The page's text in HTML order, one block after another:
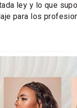
ley y lo que
para los